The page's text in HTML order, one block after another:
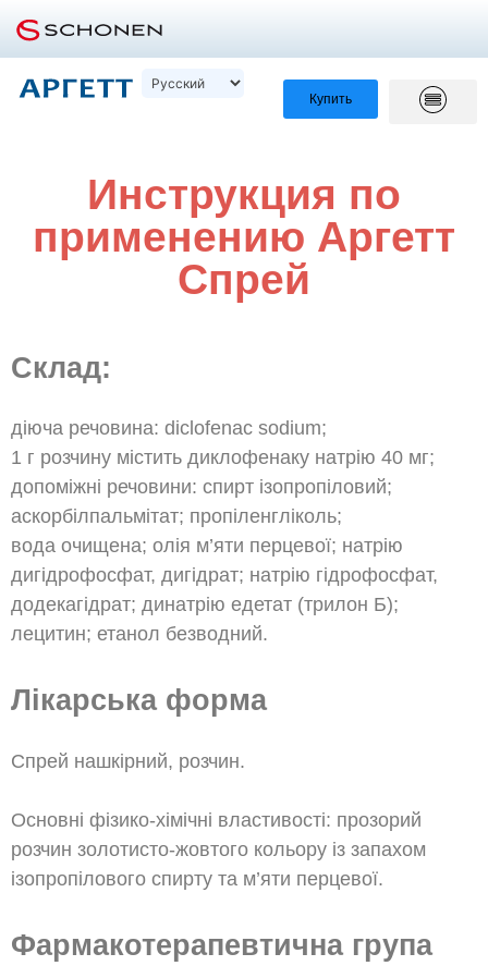
Купить
Инструкция по
применению Аргетт
Спрей
Склад:
діюча речовина: diclofenac sodium;
1 г розчину містить диклофенаку натрію 40 мг;
допоміжні речовини: спирт ізопропіловий;
аскорбілпальмітат; пропіленгліколь;
вода очищена; олія м’яти перцевої; натрію
дигідрофосфат, дигідрат; натрію гідрофосфат,
додекагідрат; динатрію едетат (трилон Б);
лецитин; етанол безводний.
Лікарська форма
Спрей нашкірний, розчин.
Основні фізико-хімічні властивості: прозорий
розчин золотисто-жовтого кольору із запахом
ізопропілового спирту та м’яти перцевої.
Фармакотерапевтична група